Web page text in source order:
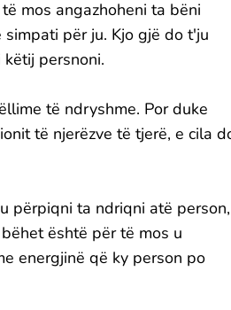
mos angazhoheni ta bëni
për ju. Kjo gjë do t'ju
persnoni.
të ndryshme. Por duke
të njerëzve të tjerë, e cila
përpiqni ta ndriqni atë person,
është për të mos u
energjinë që ky person po